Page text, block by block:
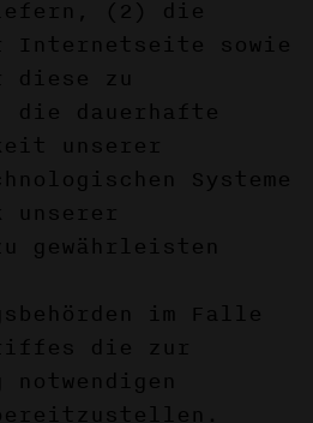
(2) die
Internetseite sowie
diese zu
dauerhafte
unserer
Systeme
unserer
gewährleisten
im Falle
die zur